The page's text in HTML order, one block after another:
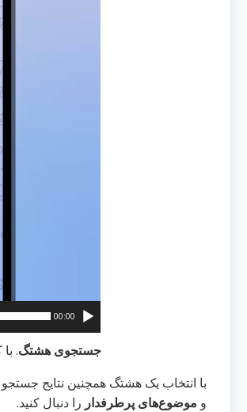
00:00
جستجوی هشتگ.
با انتخاب یک هشتگ همچنین نتایج
و موضوع‌های پرطرفدار را دنبال کنید.